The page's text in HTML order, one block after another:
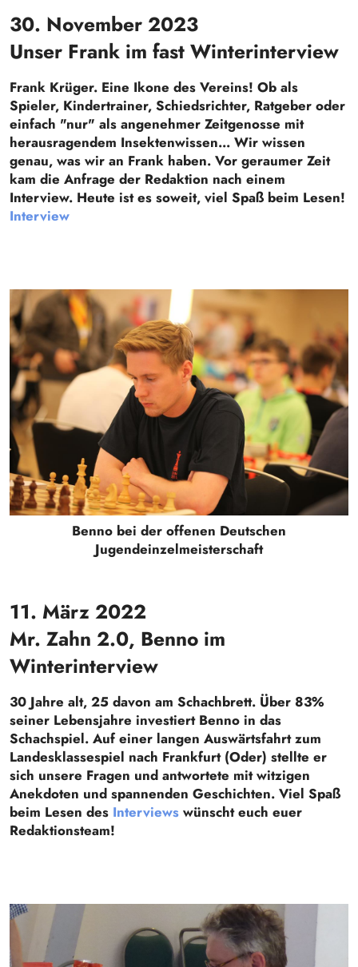
30. November 2023
Unser Frank im fast Winterinterview
Frank Krüger. Eine Ikone des Vereins! Ob als
Spieler, Kindertrainer, Schiedsrichter, Ratgeber oder
einfach "nur" als angenehmer Zeitgenosse mit
herausragendem Insektenwissen... Wir wissen
genau, was wir an Frank haben. Vor geraumer Zeit
kam die Anfrage der Redaktion nach einem
Interview. Heute ist es soweit, viel Spaß beim Lesen!
Interview
Benno bei der offenen Deutschen
Jugendeinzelmeisterschaft
11. März 2022
Mr. Zahn 2.0, Benno im
Winterinterview
30 Jahre alt, 25 davon am Schachbrett. Über 83%
seiner Lebensjahre investiert Benno in das
Schachspiel. Auf einer langen Auswärtsfahrt zum
Landesklassespiel nach Frankfurt (Oder) stellte er
sich unsere Fragen und antwortete mit witzigen
Anekdoten und spannenden Geschichten. Viel Spaß
beim Lesen des Interviews wünscht euch euer
Redaktionsteam!